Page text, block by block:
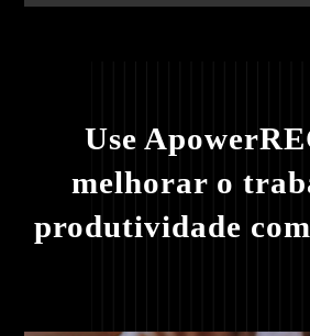
Use
melhorar o
produtividade